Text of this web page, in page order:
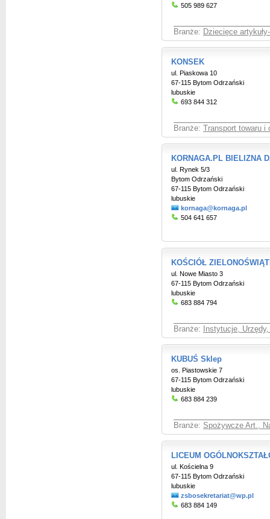
505 989 627
Branże: Dziecięce
KONSEK
ul. Piaskowa 10
67-115 Bytom Odrzański
lubuskie
693 844 312
Branże: Transport towaru
KORNAGA.PL BIELIZNA
ul. Rynek 5/3
Bytom Odrzański
67-115 Bytom Odrzański
lubuskie
kornaga@kornaga.pl
504 641 657
KOŚCIÓŁ
ul. Nowe Miasto 3
67-115 Bytom Odrzański
lubuskie
683 884 794
Branże: Instytucje,
KUBUŚ Sklep
os. Piastowskie 7
67-115 Bytom Odrzański
lubuskie
683 884 239
Branże: Spożywcze Art.,
LICEUM
ul. Kościelna 9
67-115 Bytom Odrzański
lubuskie
zsbosekretariat@wp.pl
683 884 149